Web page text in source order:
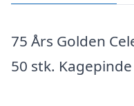
75 Års Golden
50 stk. Kagepinde